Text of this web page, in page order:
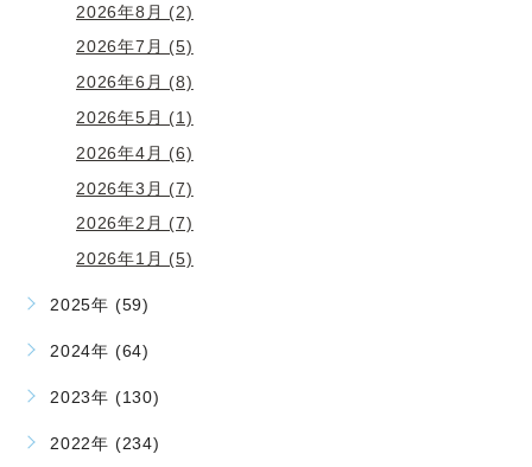
2026年8月 (2)
2026年7月 (5)
2026年6月 (8)
2026年5月 (1)
2026年4月 (6)
2026年3月 (7)
2026年2月 (7)
2026年1月 (5)
2025年 (59)
2024年 (64)
2023年 (130)
2022年 (234)